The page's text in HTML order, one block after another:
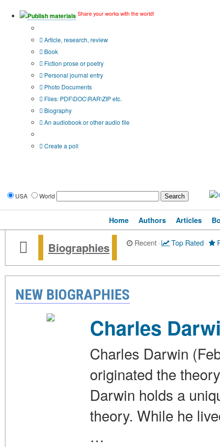
Publish materials Share your works with the world!
Article, research, review
Book
Fiction prose or poetry
Personal journal entry
Photo Documents
Files: PDF\DOC\RAR\ZIP etc.
Biography
An audiobook or other audio file
Create a poll
USA World
Home Authors Articles
Biographies Recent· Top Rated·
NEW BIOGRAPHIES
Charles
Charles Darwin
originated the
Darwin holds a
theory. While he
…